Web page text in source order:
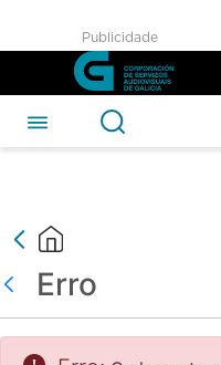
Skip to Main Content
test - CSAG
Publicidade
Erro